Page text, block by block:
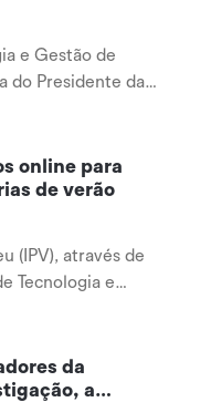
e Gestão de
do Presidente da
respetivo
reforçar a
Nelas e o...
online para
de verão
(IPV), através de
Tecnologia e
um
de crianças e
da
a